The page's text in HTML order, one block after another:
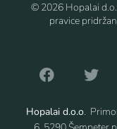
© 2026 Hopalai
pravice
Hopalai d.o.o.